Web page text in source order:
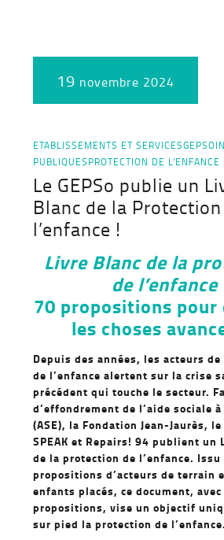
19 novembre 2024
ETABLISSEMENTS ET SERVICESGEPSO
PUBLIQUESPROTECTION DE L'ENFANCE
Le GEPSo publie un
Blanc de la
l’enfance !
Livre Blanc de la
de l’enfance
70 propositions pour
les choses
Depuis des années, les acteurs
de l’enfance alertent sur la crise
précédent qui touche le secteur.
d’effondrement de l’aide sociale à
(ASE), la Fondation Jean-Jaurès, le
SPEAK et Repairs! 94 publient un
de la protection de l’enfance. Issu
propositions d’acteurs de terrain
enfants placés, ce document,
propositions, vise un objectif
sur pied la protection de l’enfance.